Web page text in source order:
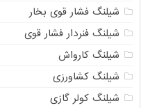
شیلنگ فشار قوی بخار
شیلنگ فنردار فشار قوی
شیلنگ کارواش
شیلنگ کشاورزی
شیلنگ کولر گازی